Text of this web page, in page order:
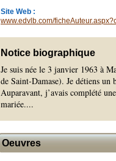
Site Web :
www.edvlb.com/
Notice biographique
Je suis née le 3 janvier 1963 à
de Saint-Damase). Je détiens
Auparavant, j’avais complété
mariée....
Oeuvres